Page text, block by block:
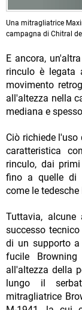
Una mitragliatrice
campagna di Chitral
E ancora,
rinculo è legata
movimento
all'altezza nella
mediana e
Ciò richiede
caratteristica
rinculo, dai
fino a quelle di
come le
Tuttavia,
successo
di un supporto a
fucile
all'altezza della
lungo il
mitragliatrice